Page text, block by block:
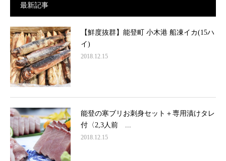
最新記事
【鮮度抜群】能登町 小木港 船凍イカ(15ハ
イ)
2018.12.15
能登の寒ブリお刺身セット＋専用漬けタレ
付〈2,3人前 ...
2018.12.15